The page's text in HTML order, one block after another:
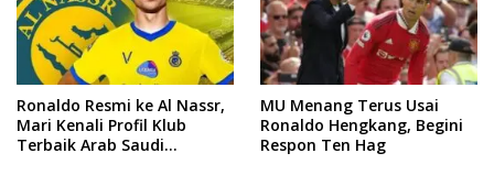
Ronaldo Resmi ke Al Nassr,
Mari Kenali Profil Klub
Terbaik Arab Saudi
MU Menang Terus Usai
Ronaldo Hengkang, Begini
Respon Ten Hag